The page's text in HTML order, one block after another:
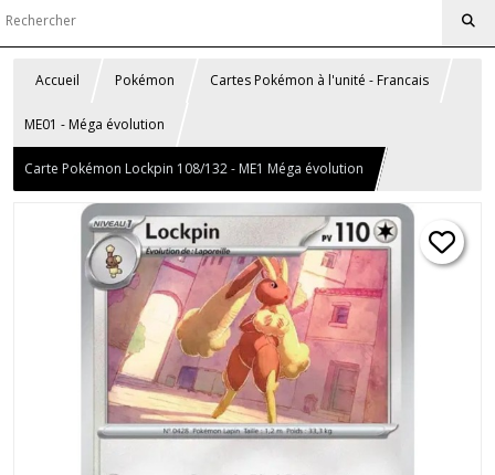
Accueil Pokémon Cartes Pokémon à l'unité - Francais
ME01 - Méga évolution
Carte Pokémon Lockpin 108/132 - ME1 Méga évolution